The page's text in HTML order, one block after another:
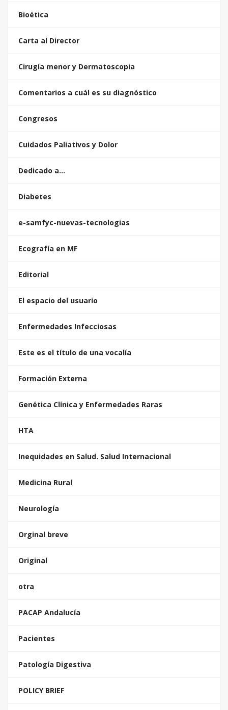
Bioética
Carta al Director
Cirugía menor y Dermatoscopia
Comentarios a cuál es su diagnóstico
Congresos
Cuidados Paliativos y Dolor
Dedicado a…
Diabetes
e-samfyc-nuevas-tecnologias
Ecografía en MF
Editorial
El espacio del usuario
Enfermedades Infecciosas
Este es el título de una vocalía
Formación Externa
Genética Clínica y Enfermedades Raras
HTA
Inequidades en Salud. Salud Internacional
Medicina Rural
Neurología
Orginal breve
Original
otra
PACAP Andalucía
Pacientes
Patología Digestiva
POLICY BRIEF